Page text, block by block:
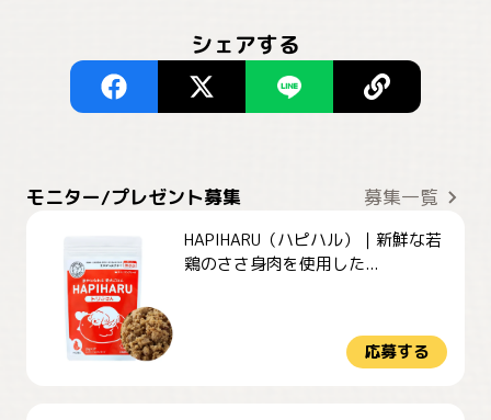
シェアする
モニター/プレゼント募集 募集一覧
HAPIHARU（ハピハル）｜新鮮な若
鶏のささ身肉を使用した...
応募する